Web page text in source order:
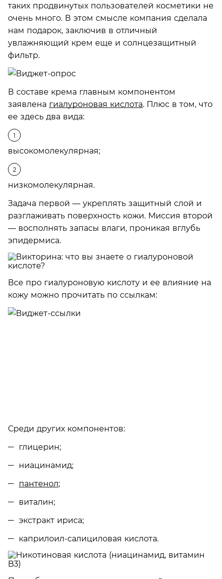
таких продвинутых пользователей косметики не
очень много. В этом смысле компания сделала
нам подарок, заключив в отличный
увлажняющий крем еще и солнцезащитный
фильтр.
В составе крема главным компонентом
заявлена гиалуроновая кислота. Плюс в том, что
ее здесь два вида:
высокомолекулярная;
низкомолекулярная.
Задача первой — укреплять защитный слой и
разглаживать поверхность кожи. Миссия второй
— восполнять запасы влаги, проникая вглубь
эпидермиса.
Все про гиалуроновую кислоту и ее влияние на
кожу можно прочитать по ссылкам:
Среди других компонентов:
глицерин;
ниацинамид;
пантенол;
виталин;
экстракт ириса;
каприлоил-салициловая кислота.